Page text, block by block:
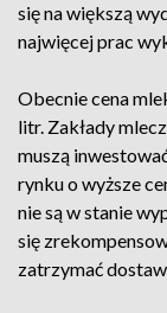
się na większą
najwięcej prac
Obecnie cena
litr. Zakłady
muszą
rynku o wyższe
nie są w stanie
się
zatrzymać